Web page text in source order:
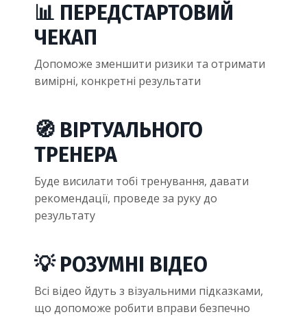
📊 ПЕРЕДСТАРТОВИЙ
ЧЕКАП
Допоможе зменшити ризики та отримати
вимірні, конкретні результати
🧭 ВІРТУАЛЬНОГО
ТРЕНЕРА
Буде висилати тобі тренування, давати
рекомендації, проведе за руку до
результату
💡 РОЗУМНІ ВІДЕО
Всі відео йдуть з візуальними підказками,
що допоможе робити вправи безпечно